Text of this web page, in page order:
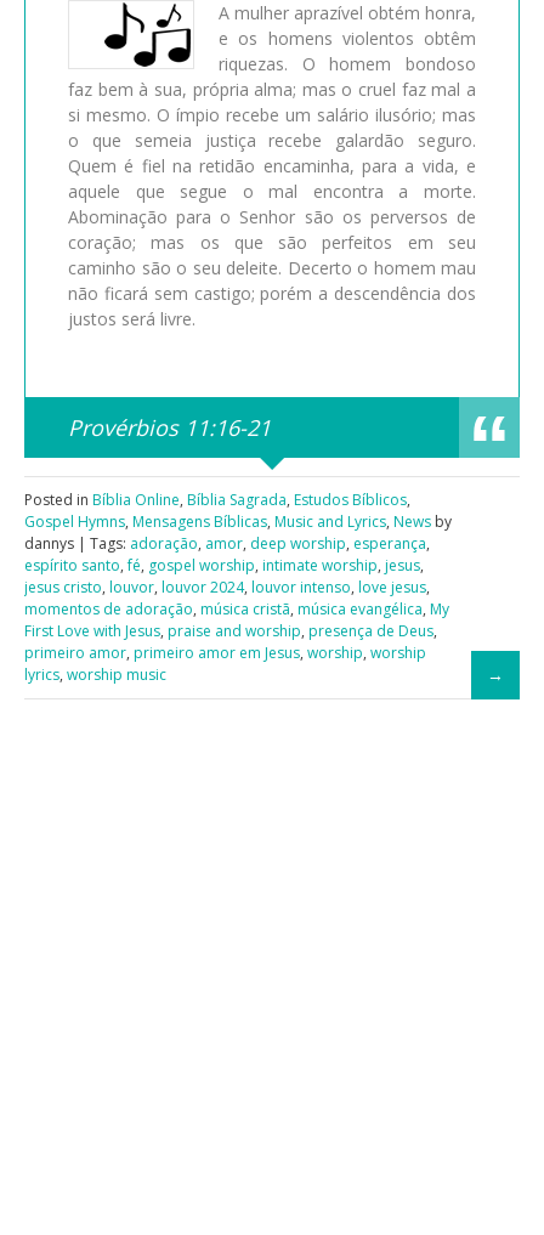
A mulher aprazível obtém honra,
e os homens violentos obtêm
riquezas. O homem bondoso
faz bem à sua, própria alma; mas o cruel faz mal a
si mesmo. O ímpio recebe um salário ilusório; mas
o que semeia justiça recebe galardão seguro.
Quem é fiel na retidão encaminha, para a vida, e
aquele que segue o mal encontra a morte.
Abominação para o Senhor são os perversos de
coração; mas os que são perfeitos em seu
caminho são o seu deleite. Decerto o homem mau
não ficará sem castigo; porém a descendência dos
justos será livre.
Provérbios 11:16-21
Posted in Bíblia Online, Bíblia Sagrada, Estudos Bíblicos,
Gospel Hymns, Mensagens Bíblicas, Music and Lyrics, News by
dannys | Tags: adoração, amor, deep worship, esperança,
espírito santo,fé, gospel worship, intimate worship, jesus,
jesus cristo, louvor, louvor 2024, louvor intenso, love jesus,
momentos de adoração, música cristã, música evangélica, My
First Love with Jesus, praise and worship, presença de Deus,
primeiro amor, primeiro amor em Jesus, worship, worship
lyrics, worship music